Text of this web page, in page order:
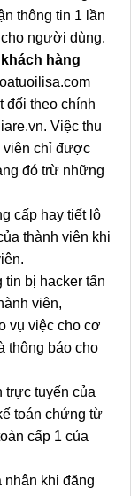
thông tin 1 lần
người dùng.
hàng
đối theo chính
Việc thu
viên chỉ được
đó trừ những
cấp hay tiết lộ
thành viên khi
bị hacker tấn
viên,
vụ việc cho cơ
thông báo cho
trực tuyến của
toán chứng từ
cấp 1 của
nhân khi đăng